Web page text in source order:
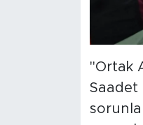
"Ortak
Saadet